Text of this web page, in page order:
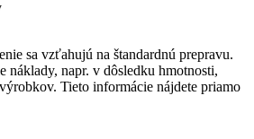
sa vzťahujú na štandardnú prepravu.
náklady, napr. v dôsledku hmotnosti,
Tieto informácie nájdete priamo